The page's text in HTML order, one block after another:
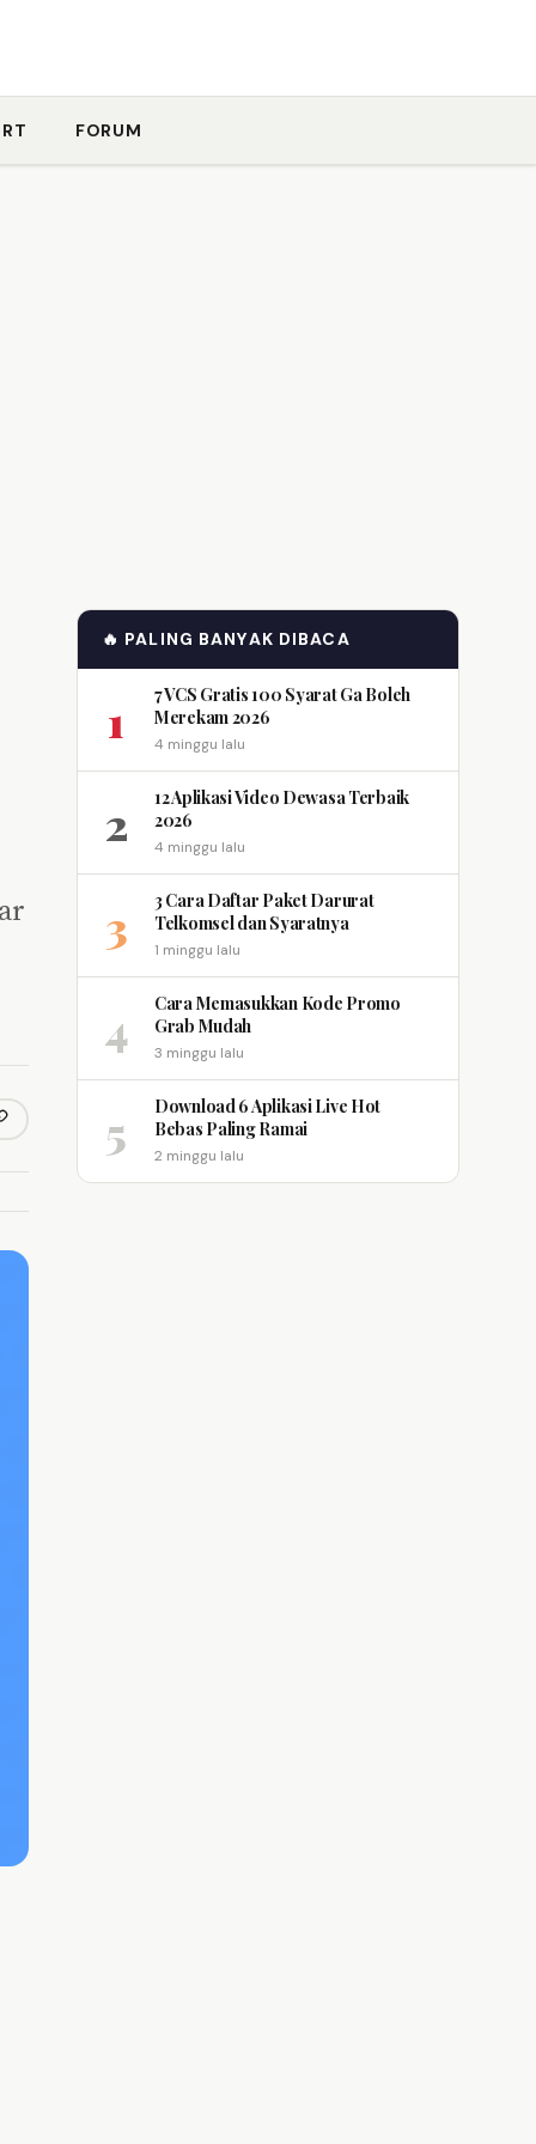
FORUM
link
🔥 PALING BANYAK DIBACA
1
7 VCS Gratis 100 Syarat Ga Boleh
Merekam 2026
4 minggu lalu
2
12 Aplikasi Video Dewasa Terbaik
2026
4 minggu lalu
3
3 Cara Daftar Paket Darurat
Telkomsel dan Syaratnya
1 minggu lalu
4
Cara Memasukkan Kode Promo
Grab Mudah
3 minggu lalu
5
Download 6 Aplikasi Live Hot
Bebas Paling Ramai
2 minggu lalu